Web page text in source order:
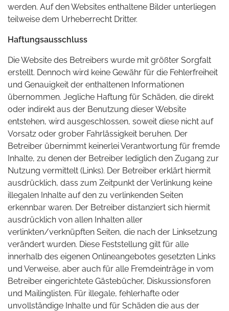
werden. Auf den Websites enthaltene Bilder unterliegen
teilweise dem Urheberrecht Dritter.
Haftungsausschluss
Die Website des Betreibers wurde mit größter Sorgfalt
erstellt. Dennoch wird keine Gewähr für die Fehlerfreiheit
und Genauigkeit der enthaltenen Informationen
übernommen. Jegliche Haftung für Schäden, die direkt
oder indirekt aus der Benutzung dieser Website
entstehen, wird ausgeschlossen, soweit diese nicht auf
Vorsatz oder grober Fahrlässigkeit beruhen. Der
Betreiber übernimmt keinerlei Verantwortung für fremde
Inhalte, zu denen der Betreiber lediglich den Zugang zur
Nutzung vermittelt (Links). Der Betreiber erklärt hiermit
ausdrücklich, dass zum Zeitpunkt der Verlinkung keine
illegalen Inhalte auf den zu verlinkenden Seiten
erkennbar waren. Der Betreiber distanziert sich hiermit
ausdrücklich von allen Inhalten aller
verlinkten/verknüpften Seiten, die nach der Linksetzung
verändert wurden. Diese Feststellung gilt für alle
innerhalb des eigenen Onlineangebotes gesetzten Links
und Verweise, aber auch für alle Fremdeinträge in vom
Betreiber eingerichtete Gästebücher, Diskussionsforen
und Mailinglisten. Für illegale, fehlerhafte oder
unvollständige Inhalte und für Schäden die aus der